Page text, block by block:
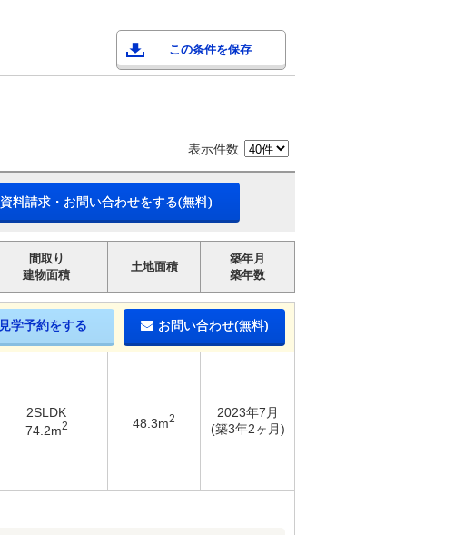
この条件を保存
表示件数
資料請求・お問い合わせをする(無料)
間取り
建物面積
土地面積
築年月
築年数
見学予約をする お問い合わせ(無料)
2SLDK
74.2m2 48.3m2
2023年7月
(築3年2ヶ月)